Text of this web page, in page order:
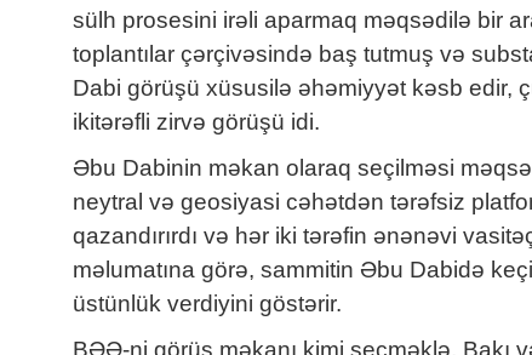
sülh prosesini irəli aparmaq məqsədilə bir
toplantılar çərçivəsində baş tutmuş və
Dabi görüşü xüsusilə əhəmiyyət kəsb edir,
ikitərəfli zirvə görüşü idi.
Əbu Dabinin məkan olaraq seçilməsi
neytral və geosiyasi cəhətdən tərəfsiz
qazandırırdı və hər iki tərəfin ənənəvi
məlumatına görə, sammitin Əbu Dabidə
üstünlük verdiyini göstərir.
BƏƏ-ni görüş məkanı kimi seçməklə, Bakı